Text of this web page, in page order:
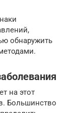
обнаружить
на этот
Большинство